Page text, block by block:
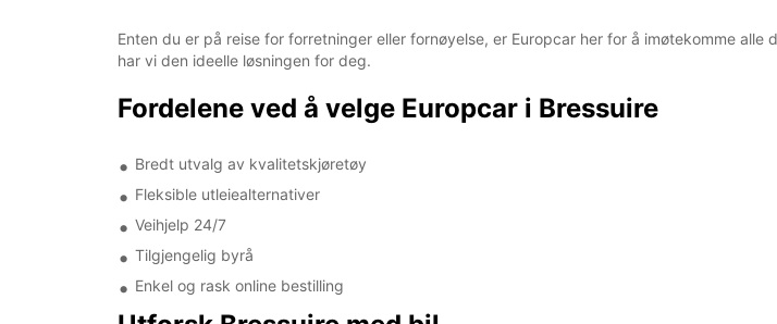
Enten du er på reise for forretninger eller fornøyelse, er Europcar her for å imøtekomme
har vi den ideelle løsningen for deg.
Fordelene ved å velge Europcar i Bressuire
Bredt utvalg av kvalitetskjøretøy
Fleksible utleiealternativer
Veihjelp 24/7
Tilgjengelig byrå
Enkel og rask online bestilling